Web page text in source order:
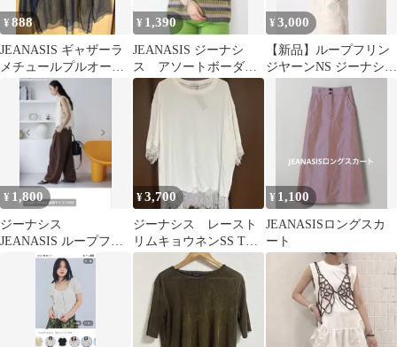
¥888
JEANASIS ギャザーラ
メチュールプルオーバ
ー FREE
¥ 1,390
JEANASIS ジーナシ
ス アソートボーダー
NS ノースリーブニット
ソー
¥3,000
【新品】ループフリン
ジヤーンNS ジーナシ
ス グレー
¥ 1,800
ジーナシス
JEANASIS ループフリ
ンジベスト
¥3,700
ジーナシス レースト
リムキョウネンSS TEE
ホワイト
¥ 1,100
JEANASISロングスカ
ート